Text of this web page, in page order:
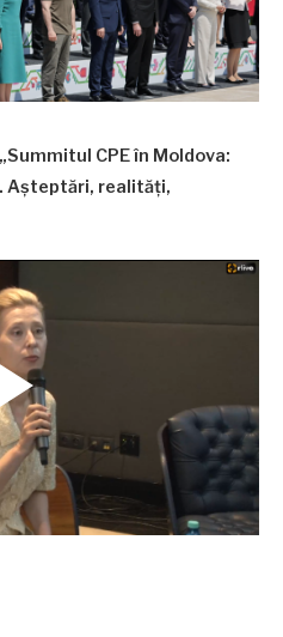
CPE în Moldova:
Așteptări, realități,